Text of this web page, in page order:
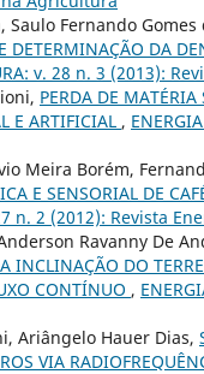
Fernando
DETERMINAÇÃO DA
v. 28 n. 3 (2013):
PERDA DE
E ARTIFICIAL ,
Meira Borém,
E SENSORIAL DE
n. 2 (2012): Revista
Ravanny De
INCLINAÇÃO DO
CONTÍNUO ,
Ariângelo Hauer Dias,
VIA